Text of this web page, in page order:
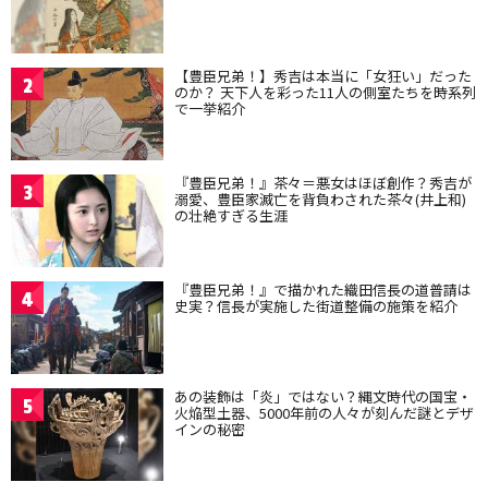
2 【豊臣兄弟！】秀吉は本当に「女狂い」だった
のか？ 天下人を彩った11人の側室たちを時系列
で一挙紹介
3 『豊臣兄弟！』茶々＝悪女はほぼ創作？秀吉が
溺愛、豊臣家滅亡を背負わされた茶々(井上和)
の壮絶すぎる生涯
4 『豊臣兄弟！』で描かれた織田信長の道普請は
史実？信長が実施した街道整備の施策を紹介
5 あの装飾は「炎」ではない？縄文時代の国宝・
火焔型土器、5000年前の人々が刻んだ謎とデザ
インの秘密